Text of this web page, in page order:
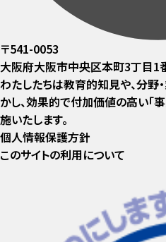
〒541-0053
大阪府大阪市中央区本町3丁目1
わたしたちは教育的知見や、分野
かし、効果的で付加価値の高い「
施いたします。
個人情報保護方針
このサイトの利用について